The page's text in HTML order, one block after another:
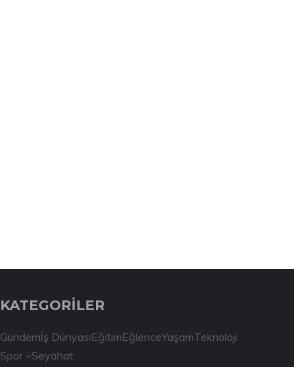
KATEGORİLER
Gündemİş DünyasıEğitimEğlenceYaşamTeknoloji
Spor
Seyahat